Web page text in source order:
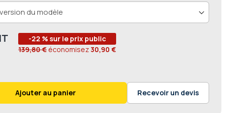
-22 % sur le prix public
139,80 € économisez30,90 €
Ajouter au panier Recevoir un devis